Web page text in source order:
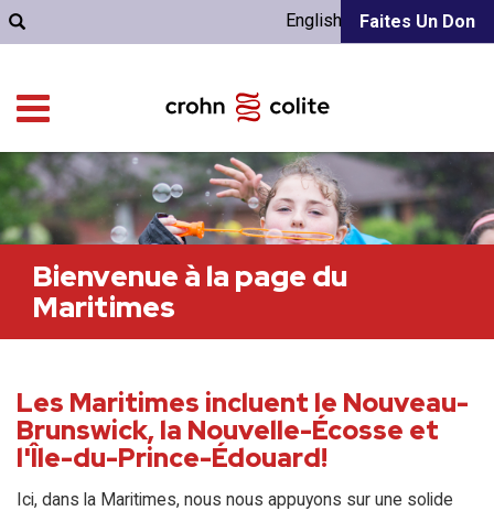
Faites Un Don
English
Bienvenue à la page du
Maritimes
Les Maritimes incluent le Nouveau-
Brunswick, la Nouvelle-Écosse et
l'Île-du-Prince-Édouard!
Ici, dans la Maritimes, nous nous appuyons sur une solide